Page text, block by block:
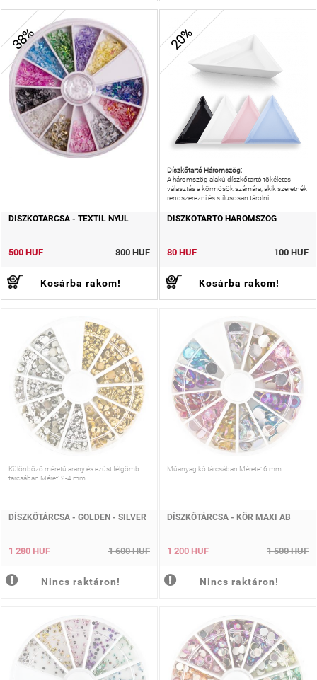
38%
DÍSZKŐTÁRCSA - TEXTIL NYÚL
500 HUF 800 HUF
Kosárba rakom!
20%
Díszkőtartó Háromszög:
A háromszög alakú díszkőtartó tökéletes
választás a körmösök számára, akik szeretnék
rendszerezni és stílusosan tárolni
díszköveiket.
DÍSZKŐTARTÓ HÁROMSZÖG
80 HUF 100 HUF
Kosárba rakom!
Különböző méretű arany és ezüst félgömb
tárcsában.Méret: 2-4 mm
DÍSZKŐTÁRCSA - GOLDEN - SILVER
1 280 HUF 1 600 HUF
Nincs raktáron!
Műanyag kő tárcsában.Mérete: 6 mm
DÍSZKŐTÁRCSA - KÖR MAXI AB
1 200 HUF 1 500 HUF
Nincs raktáron!